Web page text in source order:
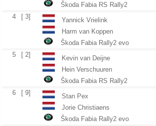
Škoda Fabia RS Rally2
4
[ 3] Yannick Vrielink
Harm van Koppen
Škoda Fabia Rally2 evo
5
[ 2] Kevin van Deijne
Hein Verschuuren
Škoda Fabia RS Rally2
6
[ 9] Stan Pex
Jorie Christiaens
Škoda Fabia Rally2 evo